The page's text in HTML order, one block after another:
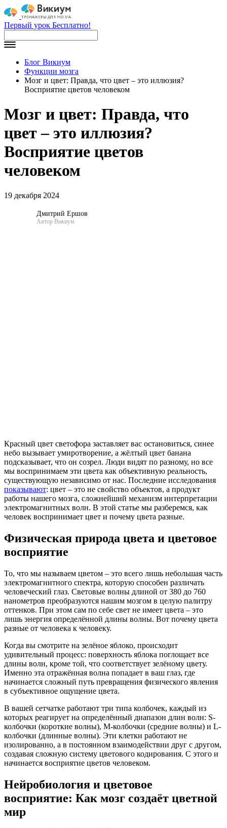
Первый урок Бесплатно!
Блог Викиум
Функции мозга
Мозг и цвет: Правда, что цвет – это иллюзия?
Восприятие цветов человеком
Мозг и цвет: Правда, что
цвет – это иллюзия?
Восприятие цветов
человеком
19 декабря 2024
Дмитрий Ершов
Автор Викиум
Красный цвет светофора заставляет вас остановиться, синее
небо вызывает умиротворение, а жёлтый цвет банана
подсказывает, что он созрел. Люди видят по разному, но все
мы воспринимаем эти цвета как объективную реальность,
существующую независимо от нас. Последние исследования
показывают: цвет – это не свойство объектов, а продукт
работы нашего мозга, сложнейший механизм интерпретации
электромагнитных волн. В этой статье мы разберемся, как
человек воспринимает цвет и почему цвета разные.
Физическая природа цвета и цветовое
восприятие
То, что мы называем цветом – это всего лишь небольшая часть
электромагнитного спектра, которую способен различать
человеческий глаз. Световые волны длиной от 380 до 760
нанометров преобразуются нашим мозгом в целую палитру
оттенков. При этом сам по себе свет не имеет цвета – это
лишь энергия определённой длины волны. Вот почему цвета
разные от человека к человеку.
Когда вы смотрите на зелёное яблоко, происходит
удивительный процесс: поверхность яблока поглощает все
длины волн, кроме той, что соответствует зелёному цвету.
Именно эта отражённая волна попадает в ваш глаз, где
начинается сложный путь превращения физического явления
в субъективное ощущение цвета.
В вашей сетчатке работают три типа колбочек, каждый из
которых реагирует на определённый диапазон длин волн: S-
колбочки (короткие волны), M-колбочки (средние волны) и L-
колбочки (длинные волны). Эти клетки работают не
изолированно, а в постоянном взаимодействии друг с другом,
создавая сложную систему цветового кодирования. С этого и
начинается восприятие цветов человеком.
Нейробиология и цветовое
восприятие: Как мозг создаёт цветной
мир